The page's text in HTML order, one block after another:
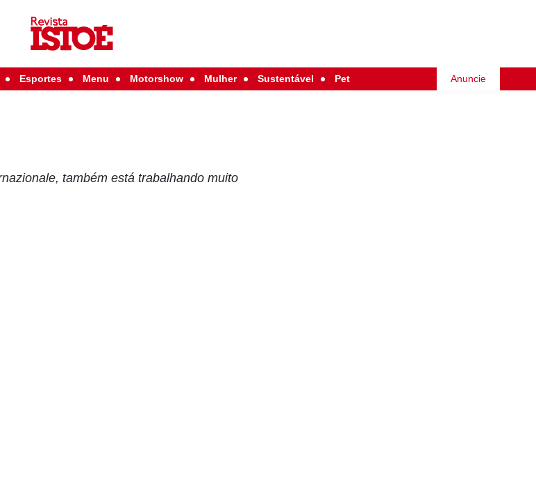
Esportes Menu Motorshow Mulher Sustentável Pet Anuncie
também está trabalhando muito